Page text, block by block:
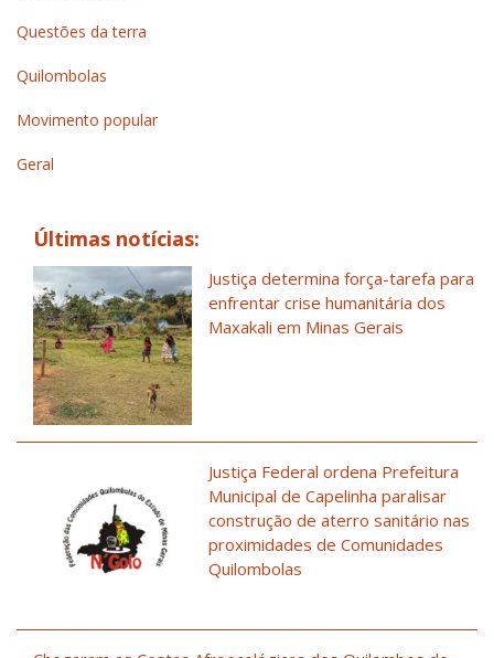
Questões da terra
Quilombolas
Movimento popular
Geral
Últimas notícias:
Justiça determina força-tarefa para
enfrentar crise humanitária dos
Maxakali em Minas Gerais
Justiça Federal ordena Prefeitura
Municipal de Capelinha paralisar
construção de aterro sanitário nas
proximidades de Comunidades
Quilombolas